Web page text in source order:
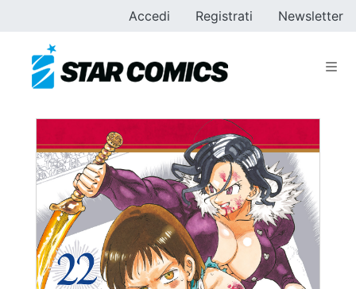
Accedi Registrati Newsletter